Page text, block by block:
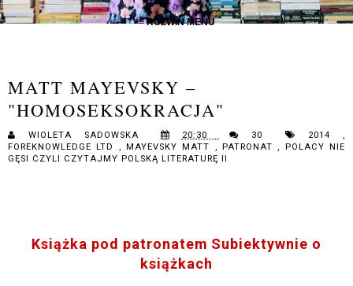
≡ ROZWIŃ MENU
MATT MAYEVSKY –
"HOMOSEKSOKRACJA"
WIOLETA SADOWSKA 20:30 30 2014,
FOREKNOWLEDGE LTD , MAYEVSKY MATT , PATRONAT,
POLACY NIE
GĘSI CZYLI CZYTAJMY POLSKĄ LITERATURĘ II
Książka pod patronatem Subiektywnie o
książkach